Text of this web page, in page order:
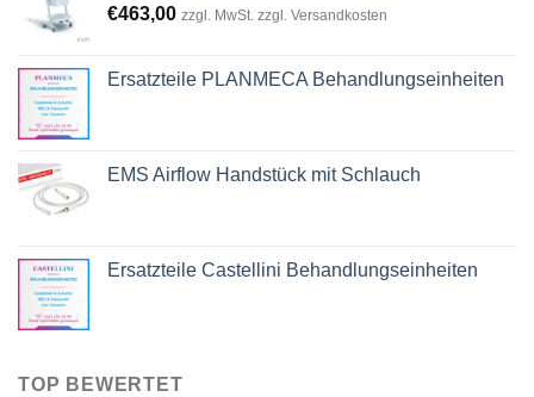
€463,00 zzgl. MwSt. zzgl. Versandkosten
Ersatzteile PLANMECA Behandlungseinheiten
EMS Airflow Handstück mit Schlauch
Ersatzteile Castellini Behandlungseinheiten
TOP BEWERTET